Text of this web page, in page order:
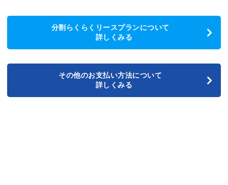
分割らくらくリースプランについて
詳しくみる
その他のお支払い方法について
詳しくみる